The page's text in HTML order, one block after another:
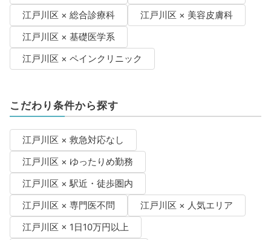
江戸川区 × 総合診療科
江戸川区 × 美容皮膚科
江戸川区 × 基礎医学系
江戸川区 × ペインクリニック
こだわり条件から探す
江戸川区 × 救急対応なし
江戸川区 × ゆったりめ勤務
江戸川区 × 駅近・徒歩圏内
江戸川区 × 専門医不問
江戸川区 × 人気エリア
江戸川区 × 1日10万円以上